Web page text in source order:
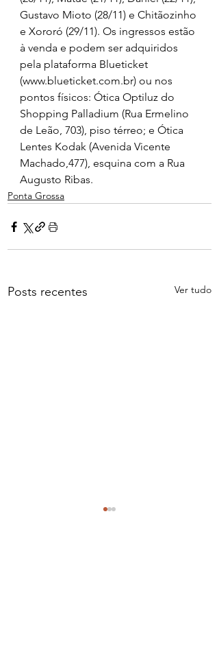
Gustavo Mioto (28/11) e Chitãozinho
e Xororó (29/11). Os ingressos estão
à venda e podem ser adquiridos
pela plataforma Blueticket
(www.blueticket.com.br) ou nos
pontos físicos: Ótica Optiluz do
Shopping Palladium (Rua Ermelino
de Leão, 703), piso térreo; e Ótica
Lentes Kodak (Avenida Vicente
Machado,477), esquina com a Rua
Augusto Ribas.
Ponta Grossa
Posts recentes Ver tudo